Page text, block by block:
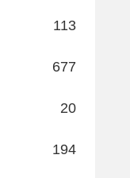
113
677
20
194